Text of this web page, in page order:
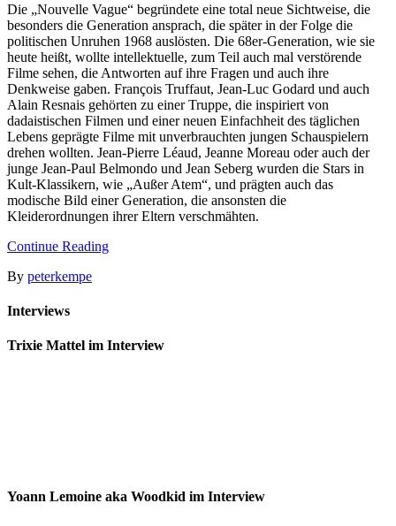
Die „Nouvelle Vague“ begründete eine total neue Sichtweise, die
besonders die Generation ansprach, die später in der Folge die
politischen Unruhen 1968 auslösten. Die 68er-Generation, wie sie
heute heißt, wollte intellektuelle, zum Teil auch mal verstörende
Filme sehen, die Antworten auf ihre Fragen und auch ihre
Denkweise gaben. François Truffaut, Jean-Luc Godard und auch
Alain Resnais gehörten zu einer Truppe, die inspiriert von
dadaistischen Filmen und einer neuen Einfachheit des täglichen
Lebens geprägte Filme mit unverbrauchten jungen Schauspielern
drehen wollten. Jean-Pierre Léaud, Jeanne Moreau oder auch der
junge Jean-Paul Belmondo und Jean Seberg wurden die Stars in
Kult-Klassikern, wie „Außer Atem“, und prägten auch das
modische Bild einer Generation, die ansonsten die
Kleiderordnungen ihrer Eltern verschmähten.
Continue Reading
By peterkempe
Interviews
Trixie Mattel im Interview
Yoann Lemoine aka Woodkid im Interview